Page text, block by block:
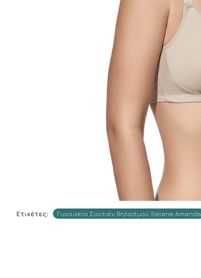
Ετικέτες: Γυναικείο Σουτιέν θηλασμού Selene Amanda